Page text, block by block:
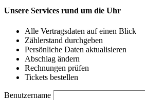
Unsere Services rund um die Uhr
Alle Vertragsdaten auf einen Blick
Zählerstand durchgeben
Persönliche Daten aktualisieren
Abschlag ändern
Rechnungen prüfen
Tickets bestellen
Benutzername